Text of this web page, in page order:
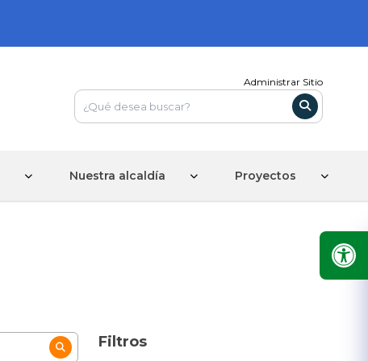
Administrar Sitio
Nuestra alcaldía Proyectos
Filtros